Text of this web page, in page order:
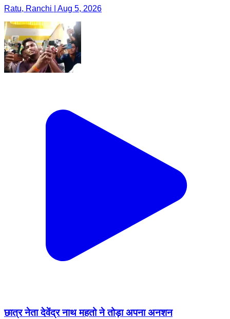
Ratu, Ranchi | Aug 5, 2026
छात्र नेता देवेंद्र नाथ महतो ने तोड़ा अपना अनशन